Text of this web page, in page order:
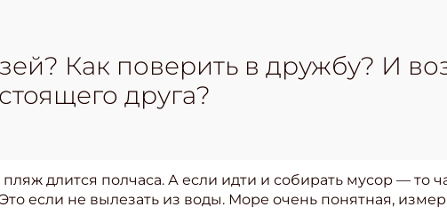
Как поверить в дружбу? И
друга?
длится полчаса. А если идти и собирать мусор — то
если не вылезать из воды. Море очень понятная,